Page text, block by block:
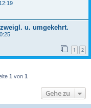
u. umgekehrt.
1 2
1 von 1
Gehe zu